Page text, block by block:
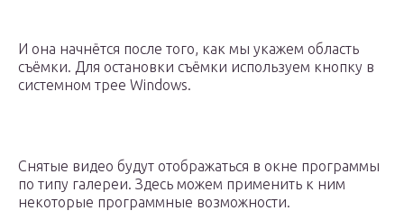
И она начнётся после того, как мы укажем область
съёмки. Для остановки съёмки используем кнопку в
системном трее Windows.
Снятые видео будут отображаться в окне программы
по типу галереи. Здесь можем применить к ним
некоторые программные возможности.